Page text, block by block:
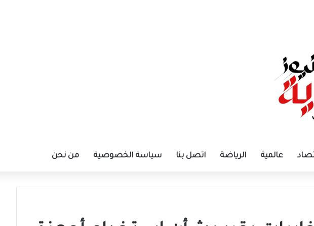
عالمية الرياضة اتصل بنا سياسة الخصوصية من نحن